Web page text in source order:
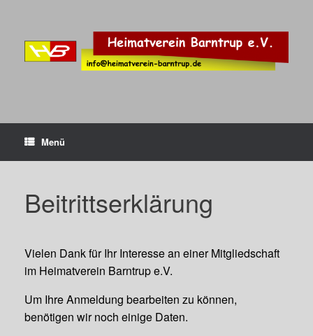
Menü
Beitrittserklärung
Vielen Dank für Ihr Interesse an einer Mitgliedschaft
im Heimatverein Barntrup e.V.
Um Ihre Anmeldung bearbeiten zu können,
benötigen wir noch einige Daten.